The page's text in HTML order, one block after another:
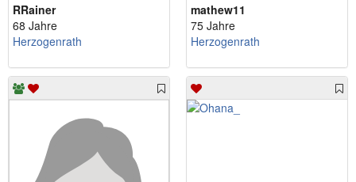
RRainer
68 Jahre
Herzogenrath
mathew11
75 Jahre
Herzogenrath